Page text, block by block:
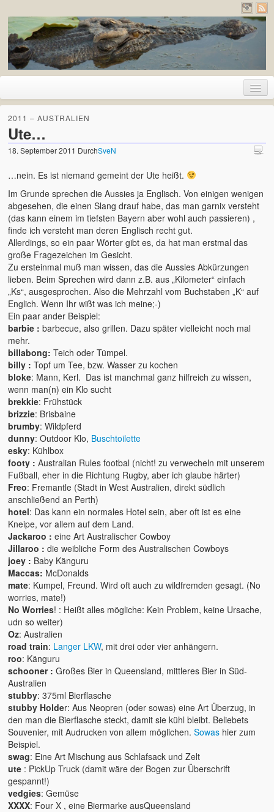
Home
Urlaub
2026 – Pyrenäen (Frankreich und Spanien)
2020 – Deutschland
2019 – Island
2017 – Holland
2017 – London
2016 – Deutschland
2015 – Deutschland
2014 – Frankreich
2012 – Dänemark
2011 – Australien
2008 – Australien
Der tägliche Wahnisnn
Fahrrad
Womo 2.0
sven-w.de
copyright
contact me
2011 – AUSTRALIEN
Ute…
18. September 2011 DurchSveN
…nein. Es ist niemand gemeint der Ute heißt.
Im Grunde sprechen die Aussies ja Englisch. Von einigen wenigen
abgesehen, die einen Slang drauf habe, das man garnix versteht
(das kann einem im tiefsten Bayern aber wohl auch passieren) ,
finde ich versteht man deren Englisch recht gut.
Allerdings, so ein paar Wörter gibt es, da hat man erstmal das
große Fragezeichen im Gesicht.
Zu ersteinmal muß man wissen, das die Aussies Abkürzungen
lieben. Beim Sprechen wird dann z.B. aus „Kilometer“ einfach
„Ks“, ausgesprochen. Also die Mehrzahl vom Buchstaben „K“ auf
Englich. Wenn Ihr wißt was ich meine;-)
Ein paar ander Beispiel:
barbie : barbecue, also grillen. Dazu später vielleicht noch mal
mehr.
billabong:Teich oder Tümpel.
billy : Topf um Tee, bzw. Wasser zu kochen
bloke: Mann, Kerl. Das ist manchmal ganz hilfreich zu wissen,
wenn man(n) ein Klo sucht
brekkie: Frühstück
brizzie: Brisbaine
brumby: Wildpferd
dunny: Outdoor Klo, Buschtoilette
esky: Kühlbox
footy : Australian Rules footbal (nicht! zu verwecheln mit unserem
Fußball, eher in die Richtung Rugby, aber ich glaube härter)
Freo: Fremantle (Stadt in West Australien, direkt südlich
anschließend an Perth)
hotel: Das kann ein normales Hotel sein, aber oft ist es eine
Kneipe, vor allem auf dem Land.
Jackaroo : eine Art Australischer Cowboy
Jillaroo : die weibliche Form des Australischen Cowboys
joey : Baby Känguru
Maccas: McDonalds
mate: Kumpel, Freund. Wird oft auch zu wildfremden gesagt. (No
worries, mate!)
No Worries! : Heißt alles mögliche: Kein Problem, keine Ursache,
udn so weiter)
Oz: Australien
road train: Langer LKW, mit drei oder vier anhängern.
roo: Känguru
schooner : Großes Bier in Queensland, mittleres Bier in Süd-
Australien
stubby: 375ml Bierflasche
stubby Holder: Aus Neopren (oder sowas) eine Art Überzug, in
den man die Bierflasche steckt, damit sie kühl bleibt. Beliebets
Souvenier, mit Audrucken von allem möglichen.Sowas hier zum
Beispiel.
swag: Eine Art Mischung aus Schlafsack und Zelt
ute : PickUp Truck (damit wäre der Bogen zur Überschrift
gespannt!)
vedgies: Gemüse
XXXX: Four X , eine Biermarke ausQueensland